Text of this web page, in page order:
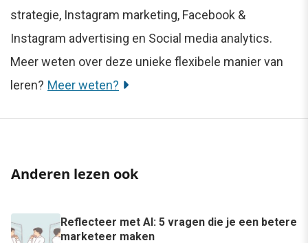
strategie, Instagram marketing, Facebook &
Instagram advertising en Social media analytics.
Meer weten over deze unieke flexibele manier van
leren? Meer weten?
Anderen lezen ook
Reflecteer met AI: 5 vragen die je een betere
marketeer maken